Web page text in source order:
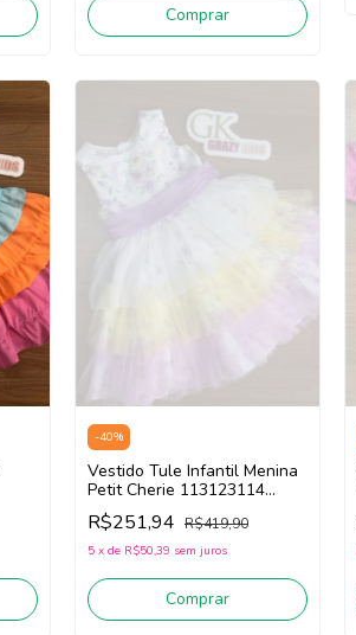
Comprar
-40%
Vestido Tule Infantil Menina
Petit Cherie 113123114
(Branco/Roxo)
R$251,94 R$419,90
5 x de R$50,39 sem juros
Comprar